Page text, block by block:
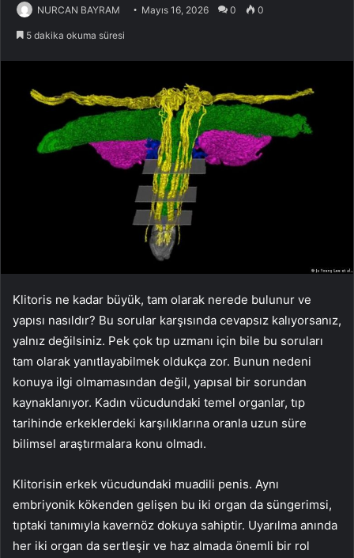
NURCAN BAYRAM Mayıs 16, 2026 0 0
5 dakika okuma süresi
Klitoris ne kadar büyük, tam olarak nerede bulunur ve
yapısı nasıldır? Bu sorular karşısında cevapsız kalıyorsanız,
yalnız değilsiniz. Pek çok tıp uzmanı için bile bu soruları
tam olarak yanıtlayabilmek oldukça zor. Bunun nedeni
konuya ilgi olmamasından değil, yapısal bir sorundan
kaynaklanıyor. Kadın vücudundaki temel organlar, tıp
tarihinde erkeklerdeki karşılıklarına oranla uzun süre
bilimsel araştırmalara konu olmadı.
Klitorisin erkek vücudundaki muadili penis. Aynı
embriyonik kökenden gelişen bu iki organ da süngerimsi,
tıptaki tanımıyla kavernöz dokuya sahiptir. Uyarılma anında
her iki organ da sertleşir ve haz almada önemli bir rol